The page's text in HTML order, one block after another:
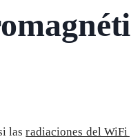
lasradiaciones del WiFi